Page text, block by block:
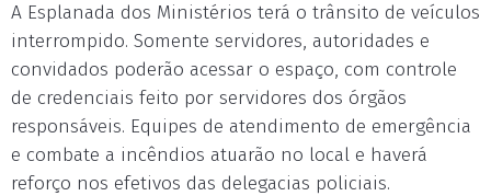
A Esplanada dos Ministérios terá o trânsito de veículos
interrompido. Somente servidores, autoridades e
convidados poderão acessar o espaço, com controle
de credenciais feito por servidores dos órgãos
responsáveis. Equipes de atendimento de emergência
e combate a incêndios atuarão no local e haverá
reforço nos efetivos das delegacias policiais.